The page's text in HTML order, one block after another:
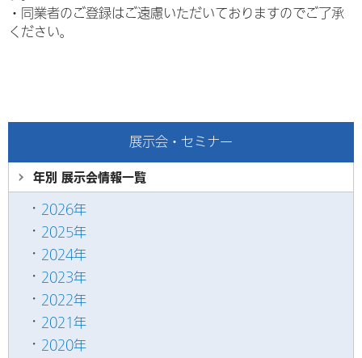
・ 同業者のご登録はご遠慮いただいておりますのでご了承
ください。
展示会・セミナー
年別 展示会情報一覧
2026年
2025年
2024年
2023年
2022年
2021年
2020年